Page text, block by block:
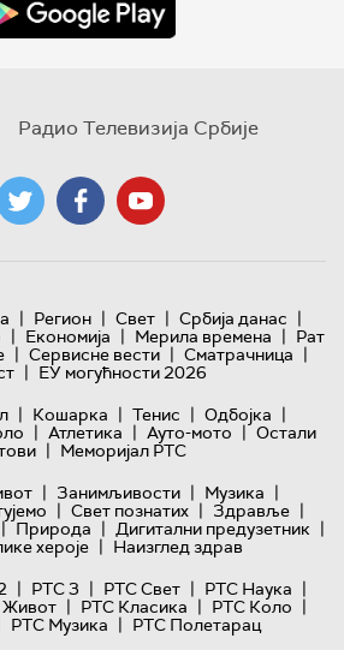
Радио Телевизија Србије
| Регион | Свет | Србија данас |
| Економија | Мерила времена | Рат
| Сервисне вести | Сматрачница |
| ЕУ могућности 2026
| Кошарка | Тенис | Одбојка |
| Атлетика | Ауто-мото | Остали
| Меморијал РТС
| Занимљивости | Музика |
| Свет познатих | Здравље |
| Природа | Дигитални предузетник |
хероје | Наизглед здрав
| РТС 3 | РТС Свет | РТС Наука |
| РТС Класика | РТС Коло |
РТС Музика | РТС Полетарац